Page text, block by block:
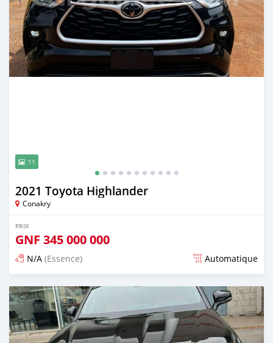
11
2021 Toyota Highlander
Conakry
PRIX
GNF 345 000 000
N/A (Essence) Automatique
Publié il y a plus d'un an